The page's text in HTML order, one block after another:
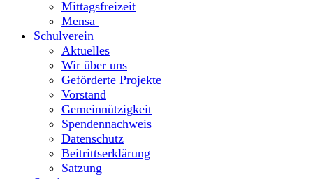
Mittagsfreizeit
Mensa
Schulverein
Aktuelles
Wir über uns
Geförderte Projekte
Vorstand
Gemeinnützigkeit
Spendennachweis
Datenschutz
Beitrittserklärung
Satzung